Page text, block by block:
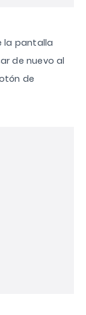
la pantalla
de nuevo al
de